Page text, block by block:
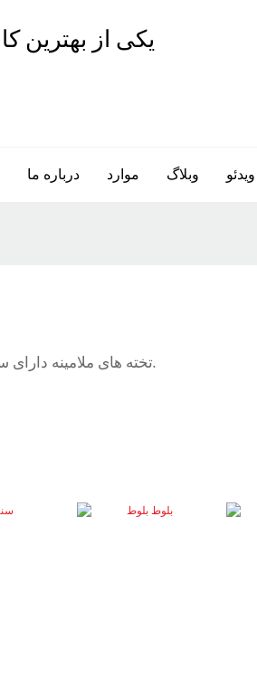
درباره ما موارد وبلاگ ویدئو
تخته های ملامینه دارای سطح یکنواختی هستند که کاملا بادوام و مقاوم در برابر خراش، لکه، حرارت و آتش است.